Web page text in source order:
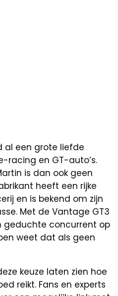
al een grote liefde
racing en GT-auto’s.
is dan ook geen
heeft een rijke
en is bekend om zijn
Met de Vantage GT3
geduchte concurrent op
weet dat als geen
keuze laten zien hoe
reikt. Fans en experts